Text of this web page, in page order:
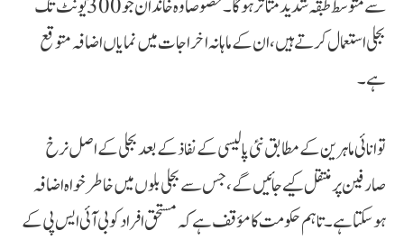
سے متوسط طبقہ شدید متاثر ہوگا۔ خصوصاً وہ خاندان جو 300 یونٹ تک
بجلی استعمال کرتے ہیں، ان کے ماہانہ اخراجات میں نمایاں اضافہ متوقع
ہے۔
توانائی ماہرین کے مطابق نئی پالیسی کے نفاذ کے بعد بجلی کے اصل نرخ
صارفین پر منتقل کیے جائیں گے، جس سے بجلی بلوں میں خاطر خواہ اضافہ
ہوسکتا ہے۔ تاہم حکومت کا مؤقف ہے کہ مستحق افراد کو بی آئی ایس پی کے